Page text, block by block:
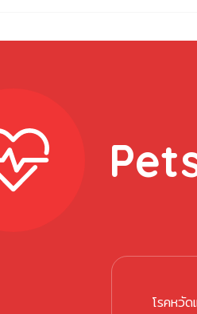
โรคหวัด